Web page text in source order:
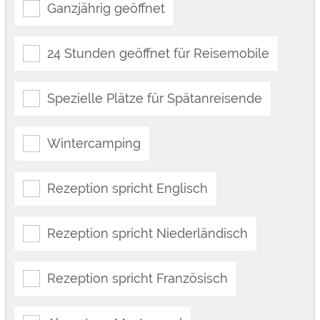
Ganzjährig geöffnet
24 Stunden geöffnet für Reisemobile
Spezielle Plätze für Spätanreisende
Wintercamping
Rezeption spricht Englisch
Rezeption spricht Niederländisch
Rezeption spricht Französisch